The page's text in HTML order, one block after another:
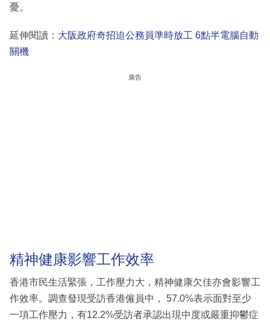
憂。
延伸閱讀： 大阪政府奇招迫公務員準時放工 6點半電腦自動
關機
廣告
精神健康影響工作效率
香港市民生活緊張，工作壓力大，精神健康欠佳亦會影響工
作效率。調查發現受訪香港僱員中， 57.0%表示面對至少
一項工作壓力，有12.2%受訪者承認出現中度或嚴重抑鬱症